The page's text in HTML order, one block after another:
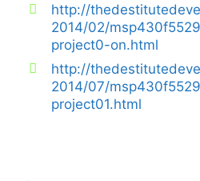
http://
2014/02/
project0-on.html
http://
2014/07/
project01.html